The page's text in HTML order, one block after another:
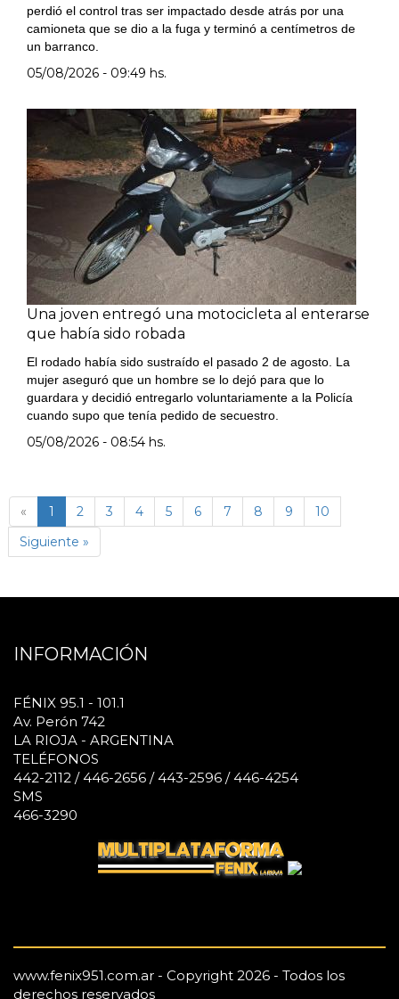
perdió el control tras ser impactado desde atrás por una
camioneta que se dio a la fuga y terminó a centímetros de
un barranco.
05/08/2026 - 09:49 hs.
Una joven entregó una motocicleta al enterarse
que había sido robada
El rodado había sido sustraído el pasado 2 de agosto. La
mujer aseguró que un hombre se lo dejó para que lo
guardara y decidió entregarlo voluntariamente a la Policía
cuando supo que tenía pedido de secuestro.
05/08/2026 - 08:54 hs.
« 1 (página
actual)
2 3 4 5 6 7 8 9
10
Siguiente »
INFORMACIÓN
FÉNIX 95.1 - 101.1
Av. Perón 742
LA RIOJA - ARGENTINA
TELÉFONOS
442-2112 / 446-2656 / 443-2596 / 446-4254
SMS
466-3290
www.fenix951.com.ar - Copyright 2026 - Todos los
derechos reservados